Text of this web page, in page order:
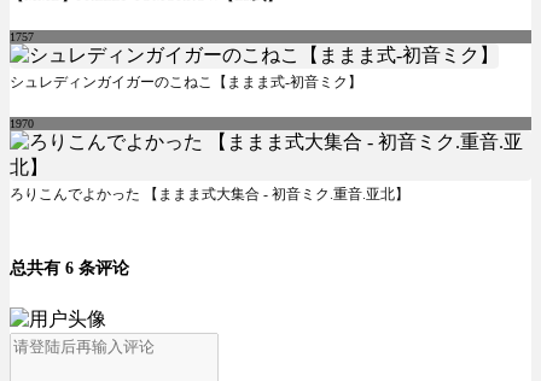
1757
シュレディンガイガーのこねこ【ままま式-初音ミク】
1970
ろりこんでよかった 【ままま式大集合 - 初音ミク.重音.亚北】
总共有 6 条评论